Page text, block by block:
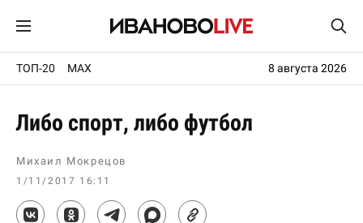
ТОП-20 MAX 8 августа 2026
Либо спорт, либо футбол
Михаил Мокрецов
1/11/2017 16:11